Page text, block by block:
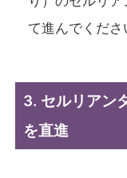
て進んでくださ
3. セルリアン
を直進